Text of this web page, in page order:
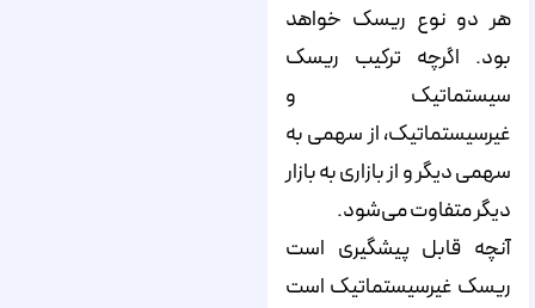
هر دو نوع ریسک خواهد
بود. اگرچه ترکیب ریسک
سیستماتیک و
غیرسیستماتیک، از سهمی به
سهمی دیگر و از بازاری به بازار
دیگر متفاوت می‌شود.
آنچه قابل پیشگیری است
ریسک غیرسیستماتیک است